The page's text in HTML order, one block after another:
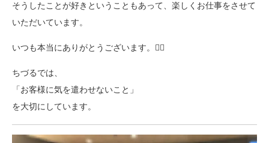
そうしたことが好きということもあって、楽しくお仕事をさせて
いただいています。
いつも本当にありがとうございます。🙇‍♀️
ちづるでは、
「お客様に気を遣わせないこと」
を大切にしています。